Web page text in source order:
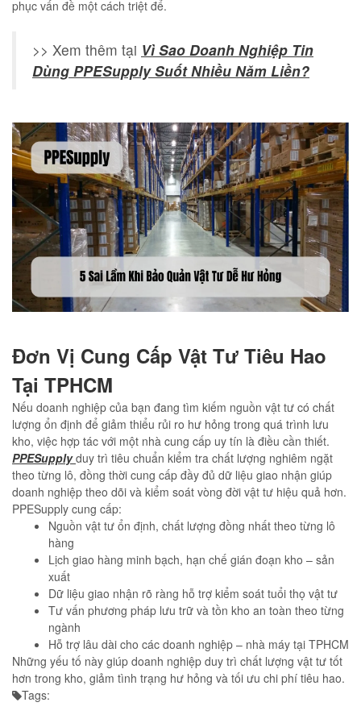
phục vấn đề một cách triệt để.
>> Xem thêm tại Vì Sao Doanh Nghiệp Tin
Dùng PPESupply Suốt Nhiều Năm Liền?
Đơn Vị Cung Cấp Vật Tư Tiêu Hao
Tại TPHCM
Nếu doanh nghiệp của bạn đang tìm kiếm nguồn vật tư có chất
lượng ổn định để giảm thiểu rủi ro hư hỏng trong quá trình lưu
kho, việc hợp tác với một nhà cung cấp uy tín là điều cần thiết.
PPESupplyduy trì tiêu chuẩn kiểm tra chất lượng nghiêm ngặt
theo từng lô, đồng thời cung cấp đầy đủ dữ liệu giao nhận giúp
doanh nghiệp theo dõi và kiểm soát vòng đời vật tư hiệu quả hơn.
PPESupply cung cấp:
Nguồn vật tư ổn định, chất lượng đồng nhất theo từng lô
hàng
Lịch giao hàng minh bạch, hạn chế gián đoạn kho – sản
xuất
Dữ liệu giao nhận rõ ràng hỗ trợ kiểm soát tuổi thọ vật tư
Tư vấn phương pháp lưu trữ và tồn kho an toàn theo từng
ngành
Hỗ trợ lâu dài cho các doanh nghiệp – nhà máy tại TPHCM
Những yếu tố này giúp doanh nghiệp duy trì chất lượng vật tư tốt
hơn trong kho, giảm tình trạng hư hỏng và tối ưu chi phí tiêu hao.
Tags: